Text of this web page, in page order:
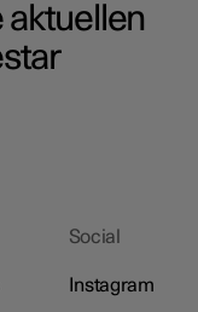
aktuellen
Social
Instagram